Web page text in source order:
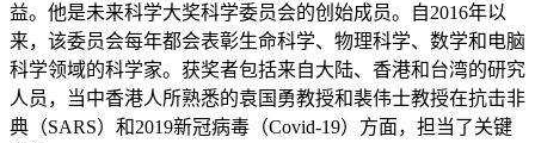
益。他是未来科学大奖科学委员会的创始成员。自2016年以
来，该委员会每年都会表彰生命科学、物理科学、数学和电脑
科学领域的科学家。获奖者包括来自大陆、香港和台湾的研究
人员，当中香港人所熟悉的袁国勇教授和裴伟士教授在抗击非
典（SARS）和2019新冠病毒（Covid-19）方面，担当了关键